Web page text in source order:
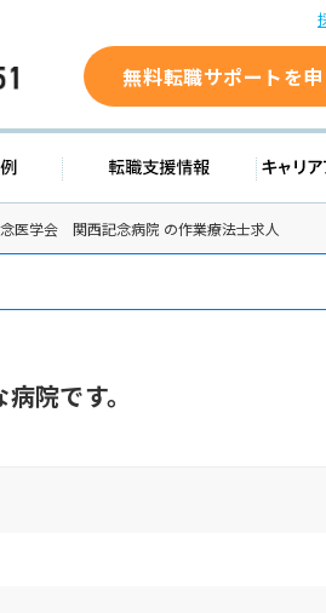
0120-941-651 無料転職サポートを
転職成功事例 転職支援情報
医学会 関西記念病院 の作業療法士求人
院です。